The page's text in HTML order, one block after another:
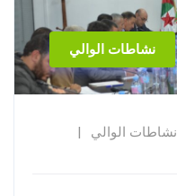
نشاطات الوالي
نشاطات الوالي